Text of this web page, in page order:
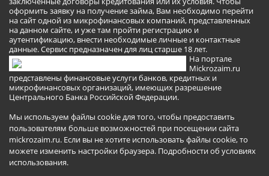
оформить заявку на получение займа, Вам необходимо перейти
на сайт одной из микрофинансовых компаний, представленных
на данном сайте, и уже там пройти регистрацию и
аутентификацию, внести необходимые личные и контактные
данные. Сервис предназначен для лиц старше 18 лет.
На портале
Mickrozaim.ru
представлены финансовые услуги банков, кредитных и
микрофинансовых организаций, имеющих разрешение
Центрального Банка Российской Федерации.
Мы используем файлы cookie для того, чтобы предоставить
пользователям больше возможностей при посещении сайта
mickrozaim.ru. Если вы не хотите использовать файлы cookie, то
можете изменить настройки браузера. Подробности об условиях
использования.